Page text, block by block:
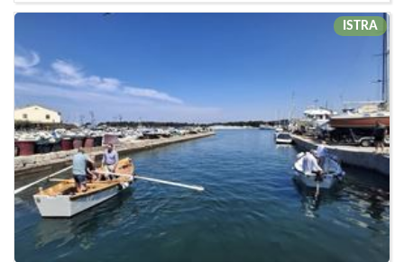
ISTRA